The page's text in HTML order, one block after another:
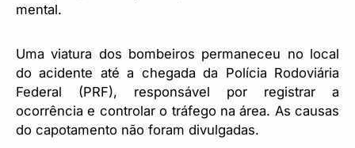
mental.
Uma viatura dos bombeiros permaneceu no local
do acidente até a chegada da Polícia Rodoviária
Federal (PRF), responsável por registrar a
ocorrência e controlar o tráfego na área. As causas
do capotamento não foram divulgadas.